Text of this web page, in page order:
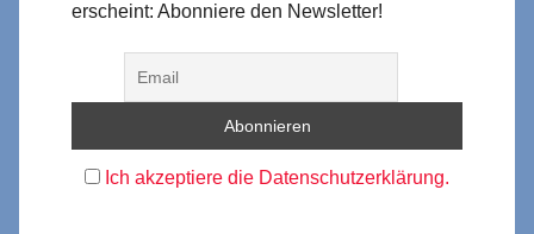
erscheint: Abonniere den Newsletter!
Ich akzeptiere die Datenschutzerklärung.